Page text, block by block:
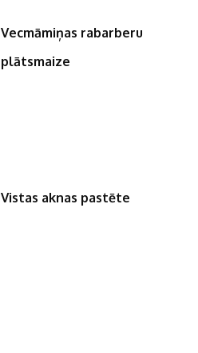
Vecmāmiņas rabarberu
plātsmaize
Vistas aknas pastēte